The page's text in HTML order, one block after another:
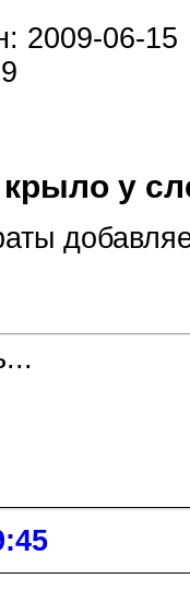
2009-06-15
у